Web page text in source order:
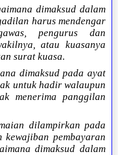
dimaksud dalam
harus mendengar
pengurus dan
atau kuasanya
surat kuasa.
dimaksud pada ayat
untuk hadir walaupun
menerima panggilan
dilampirkan pada
kewajiban pembayaran
dimaksud dalam